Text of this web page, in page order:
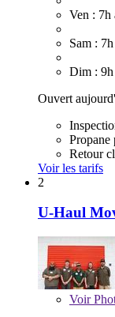
Ven : 7h
Sam :
Dim : 9h
Ouvert
Propane
Retour
Voir les tarifs
2
U-Haul
Voir